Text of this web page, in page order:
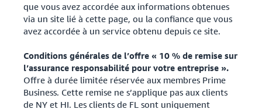
que vous avez accordée aux informations obtenues
via un site lié à cette page, ou la confiance que vous
avez accordée à un service obtenu depuis ce site.
Conditions générales de l’offre « 10 % de remise sur
l’assurance responsabilité pour votre entreprise ».
Offre à durée limitée réservée aux membres Prime
Business. Cette remise ne s’applique pas aux clients
de NY et HI. Les clients de FL sont uniquement